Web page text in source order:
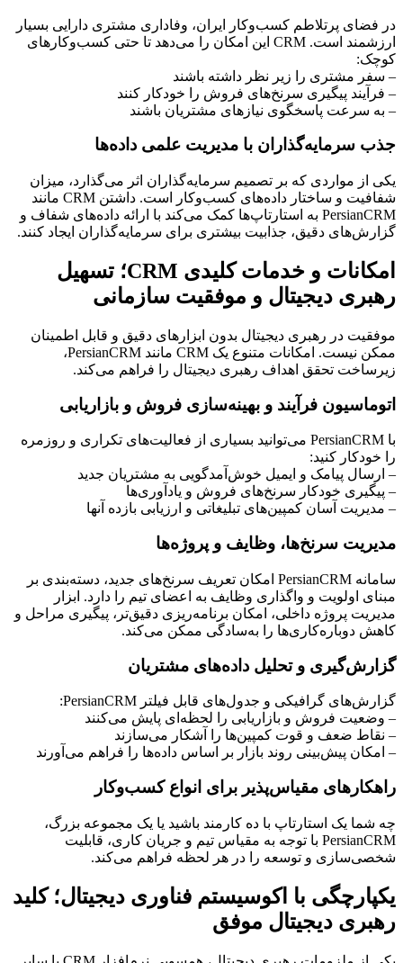
در فضای پرتلاطم کسب‌وکار ایران، وفاداری مشتری دارایی بسیار
ارزشمند است. CRM این امکان را می‌دهد تا حتی کسب‌وکارهای
کوچک:
– سفر مشتری را زیر نظر داشته باشند
– فرآیند پیگیری سرنخ‌های فروش را خودکار کنند
– به سرعت پاسخگوی نیازهای مشتریان باشند
جذب سرمایه‌گذاران با مدیریت علمی داده‌ها
یکی از مواردی که بر تصمیم سرمایه‌گذاران اثر می‌گذارد، میزان
شفافیت و ساختار داده‌های کسب‌وکار است. داشتن CRM مانند
PersianCRM به استارتاپ‌ها کمک می‌کند با ارائه داده‌های شفاف و
گزارش‌های دقیق، جذابیت بیشتری برای سرمایه‌گذاران ایجاد کنند.
امکانات و خدمات کلیدی CRM؛ تسهیل
رهبری دیجیتال و موفقیت سازمانی
موفقیت در رهبری دیجیتال بدون ابزارهای دقیق و قابل اطمینان
ممکن نیست. امکانات متنوع یک CRM مانند PersianCRM،
زیرساخت تحقق اهداف رهبری دیجیتال را فراهم می‌کند.
اتوماسیون فرآیند و بهینه‌سازی فروش و بازاریابی
با PersianCRM می‌توانید بسیاری از فعالیت‌های تکراری و روزمره
را خودکار کنید:
– ارسال پیامک و ایمیل خوش‌آمدگویی به مشتریان جدید
– پیگیری خودکار سرنخ‌های فروش و یادآوری‌ها
– مدیریت آسان کمپین‌های تبلیغاتی و ارزیابی بازده آنها
مدیریت سرنخ‌ها، وظایف و پروژه‌ها
سامانه PersianCRM امکان تعریف سرنخ‌های جدید، دسته‌بندی بر
مبنای اولویت و واگذاری وظایف به اعضای تیم را دارد. ابزار
مدیریت پروژه داخلی، امکان برنامه‌ریزی دقیق‌تر، پیگیری مراحل و
کاهش دوباره‌کاری‌ها را به‌سادگی ممکن می‌کند.
گزارش‌گیری و تحلیل داده‌های مشتریان
گزارش‌های گرافیکی و جدول‌های قابل فیلتر PersianCRM:
– وضعیت فروش و بازاریابی را لحظه‌ای پایش می‌کنند
– نقاط ضعف و قوت کمپین‌ها را آشکار می‌سازند
– امکان پیش‌بینی روند بازار بر اساس داده‌ها را فراهم می‌آورند
راهکارهای مقیاس‌پذیر برای انواع کسب‌وکار
چه شما یک استارتاپ با ده کارمند باشید یا یک مجموعه بزرگ،
PersianCRM با توجه به مقیاس تیم و جریان کاری، قابلیت
شخصی‌سازی و توسعه را در هر لحظه فراهم می‌کند.
یکپارچگی با اکوسیستم فناوری دیجیتال؛ کلید
رهبری دیجیتال موفق